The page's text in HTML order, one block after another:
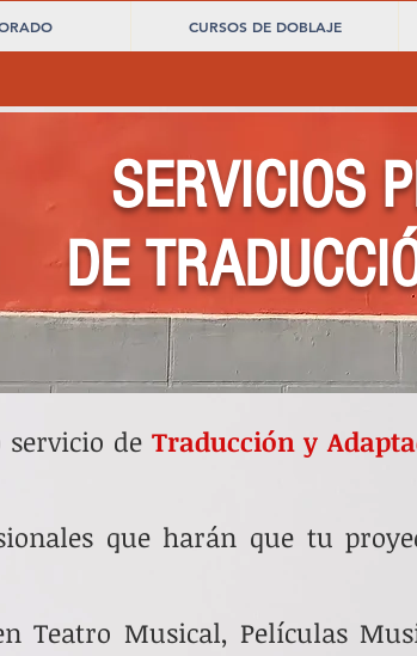
CURSOS DE DOBLAJE
SERVICIOS
DE
servicio de Traducción y
que harán que tu
Teatro Musical, Películas